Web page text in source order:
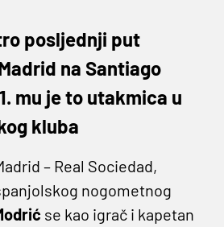
posljednji put
na Santiago
mu je to utakmica u
kluba
– Real Sociedad,
nogometnog
se kao igrač i kapetan